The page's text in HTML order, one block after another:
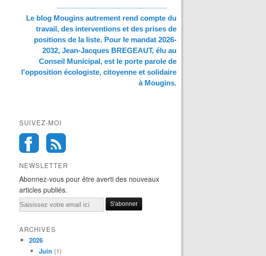
Le blog Mougins autrement rend compte du
travail, des interventions et des prises de
positions de la liste. Pour le mandat 2026-
2032, Jean-Jacques BREGEAUT, élu au
Conseil Municipal, est le porte parole de
l'opposition écologiste, citoyenne et solidaire
à Mougins.
SUIVEZ-MOI
NEWSLETTER
Abonnez-vous pour être averti des nouveaux
articles publiés.
Email
ARCHIVES
2026
Juin (1)